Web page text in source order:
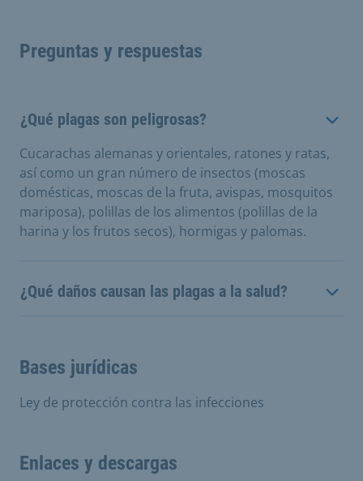
Preguntas y respuestas
¿Qué plagas son peligrosas?
Cucarachas alemanas y orientales, ratones y ratas,
así como un gran número de insectos (moscas
domésticas, moscas de la fruta, avispas, mosquitos
mariposa), polillas de los alimentos (polillas de la
harina y los frutos secos), hormigas y palomas.
¿Qué daños causan las plagas a la salud?
Bases jurídicas
Ley de protección contra las infecciones
Enlaces y descargas